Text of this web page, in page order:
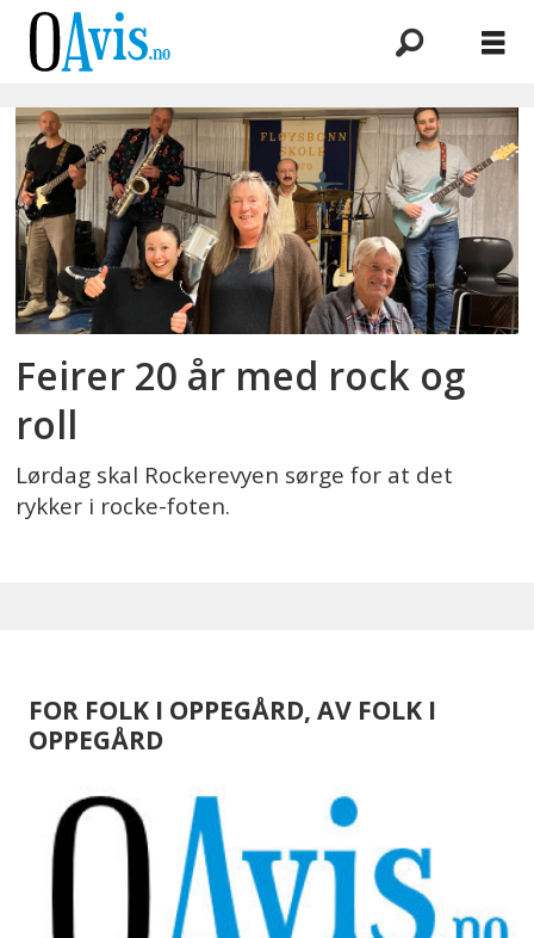
Emne:
sondre
dragland
Feirer 20 år med rock og
roll
Lørdag skal Rockerevyen sørge for at det
rykker i rocke-foten.
FOR FOLK I OPPEGÅRD, AV FOLK I
OPPEGÅRD